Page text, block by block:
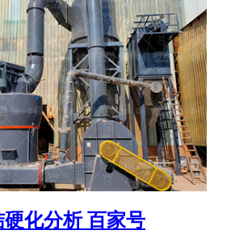
化分析 百家号